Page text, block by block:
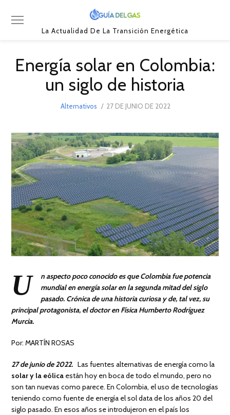
La Actualidad De La Transición Energética
Energía solar en Colombia:
un siglo de historia
Alternativos
POSTED
27 DE JUNIO DE 2022
DE
2022
U
n aspecto poco conocido es que Colombia fue potencia
mundial en energía solar en la segunda mitad del siglo
pasado. Crónica de una historia curiosa y de, tal vez, su
principal protagonista, el doctor en Física Humberto Rodríguez
Murcia.
Por: MARTÍN ROSAS
27 de junio de 2022. Las fuentes alternativas de energía como la
solar y la eólica están hoy en boca de todo el mundo, pero no
son tan nuevas como parece. En Colombia, el uso de tecnologías
teniendo como fuente de energía el sol data de los años 20 del
siglo pasado. En esos años se introdujeron en el país los